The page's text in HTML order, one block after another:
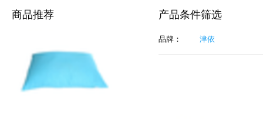
商品推荐 产品条件筛选
品牌： 津依